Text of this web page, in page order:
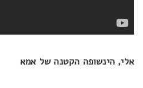
אלי, הינשופה הקטנה של אמא